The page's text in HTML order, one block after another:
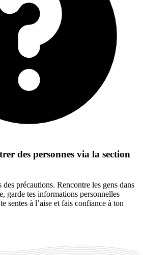
des personnes via la section
précautions. Rencontre les gens dans
garde tes informations personnelles
sentes à l’aise et fais confiance à ton